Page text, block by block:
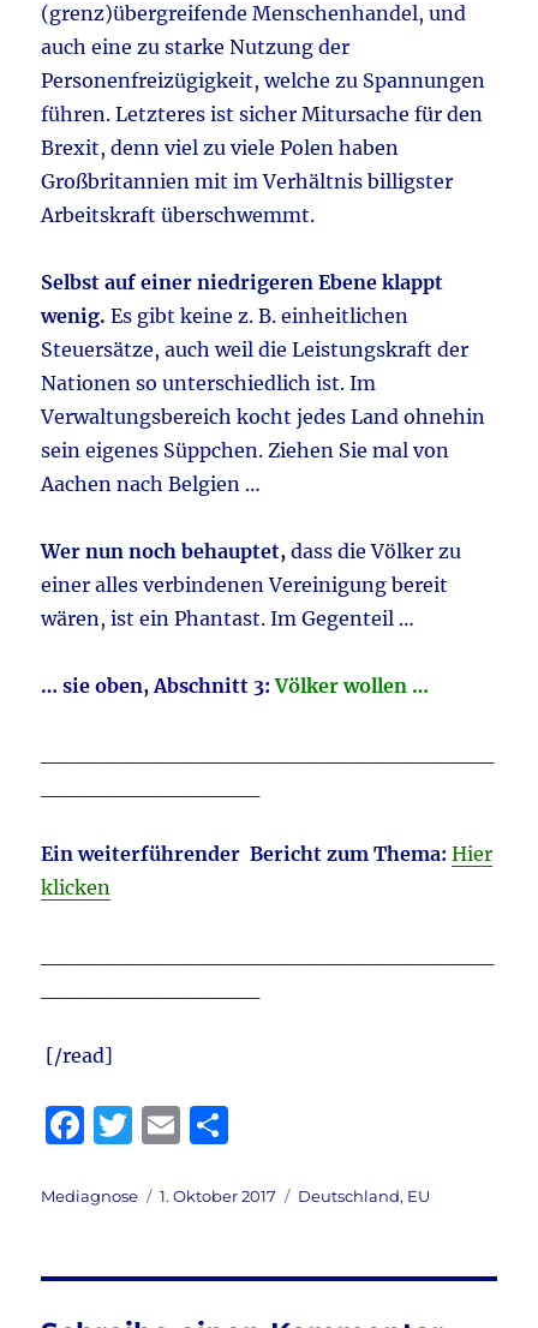
(grenz)übergreifende Menschenhandel, und
auch eine zu starke Nutzung der
Personenfreizügigkeit, welche zu Spannungen
führen. Letzteres ist sicher Mitursache für den
Brexit, denn viel zu viele Polen haben
Großbritannien mit im Verhältnis billigster
Arbeitskraft überschwemmt.
Selbst auf einer niedrigeren Ebene klappt
wenig. Es gibt keine z. B. einheitlichen
Steuersätze, auch weil die Leistungskraft der
Nationen so unterschiedlich ist. Im
Verwaltungsbereich kocht jedes Land ohnehin
sein eigenes Süppchen. Ziehen Sie mal von
Aachen nach Belgien …
Wer nun noch behauptet, dass die Völker zu
einer alles verbindenen Vereinigung bereit
wären, ist ein Phantast. Im Gegenteil …
… sie oben, Abschnitt 3: Völker wollen …
Ein weiterführender Bericht zum Thema: Hier
klicken
[/read]
F
c
b
o
T
it
r
E
ai le
Autor
Mediagnose
Veröffentlicht
1. Oktober 2017 Kategorien
Deutschland, EU